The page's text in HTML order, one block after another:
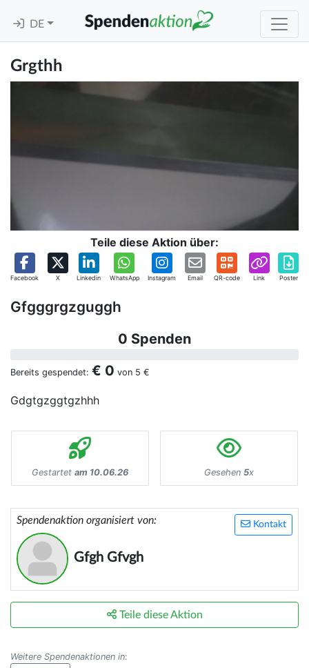
DE
Grgthh
Teile diese Aktion über:
Facebook X Linkedin WhatsApp Instagram Email QR-code Link Poster
Gfgggrgzguggh
0 Spenden
Bereits gespendet: € 0 von 5 €
Gdgtgzggtgzhhh
Gestartet am 10.06.26 Gesehen 5x
Kontakt
Spendenaktion organisiert von:
Gfgh Gfvgh
Teile diese Aktion
Weitere Spendenaktionen in: